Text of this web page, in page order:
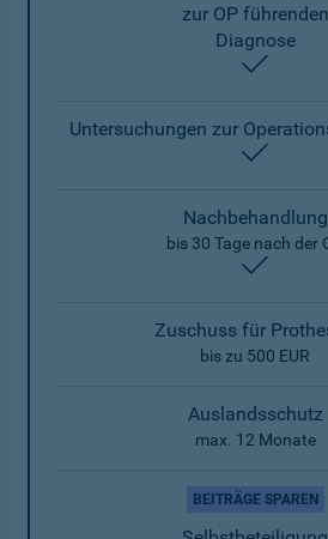
zur OP führenden
Diagnose
Untersuchungen zur
Nachbehandlung
bis 30 Tage nach der
Zuschuss für
bis zu 500 EUR
Auslandsschutz
max. 12 Monate
BEITRÄGE SPAREN